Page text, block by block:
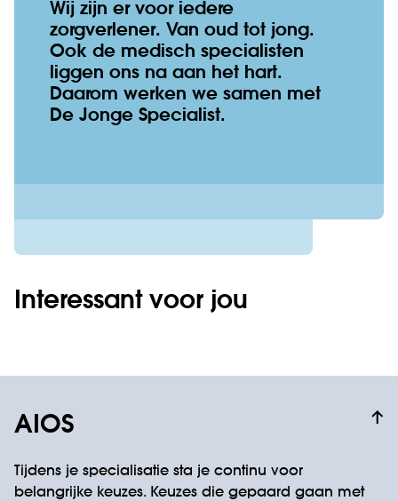
Wij zijn er voor iedere
zorgverlener. Van oud tot jong.
Ook de medisch specialisten
liggen ons na aan het hart.
Daarom werken we samen met
De Jonge Specialist.
Interessant voor jou
AIOS
Tijdens je specialisatie sta je continu voor
belangrijke keuzes. Keuzes die gepaard gaan met